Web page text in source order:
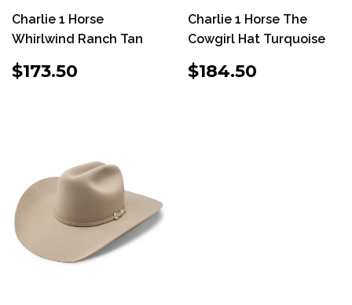
Charlie 1 Horse
Whirlwind Ranch Tan
PRECIO
HABITUAL
$173.50
Charlie 1 Horse The
Cowgirl Hat Turquoise
PRECIO
HABITUAL
$184.50